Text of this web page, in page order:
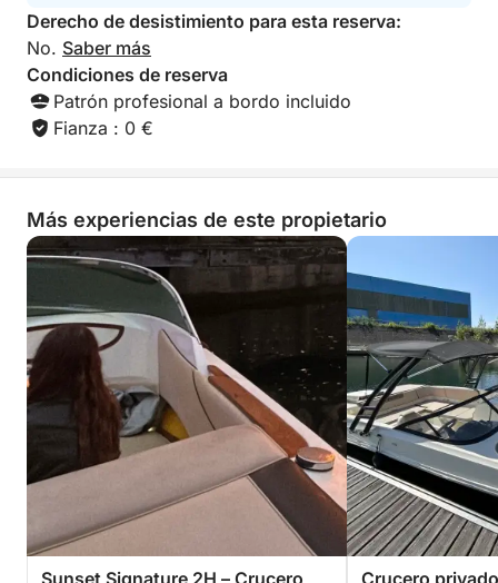
Derecho de desistimiento para esta reserva:
No. Saber más
Condiciones de reserva
Patrón profesional a bordo incluido
Fianza : 0 €
Más experiencias de este propietario
Sunset Signature 2H – Crucero
Crucero